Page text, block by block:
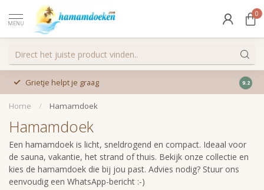
MENU
0
Grietje helpt je graag 9.2
Home / Hamamdoek
Hamamdoek
Een hamamdoek is licht, sneldrogend en compact. Ideaal voor
de sauna, vakantie, het strand of thuis. Bekijk onze collectie en
kies de hamamdoek die bij jou past. Advies nodig? Stuur ons
eenvoudig een WhatsApp-bericht :-)